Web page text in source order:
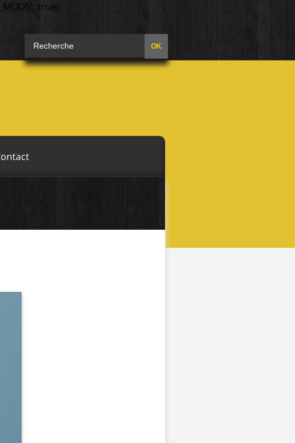
true);